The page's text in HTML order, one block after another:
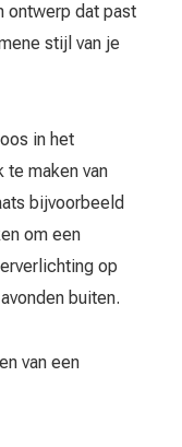
ontwerp dat past
stijl van je
in het
te maken van
bijvoorbeeld
om een
op
buiten.
van een